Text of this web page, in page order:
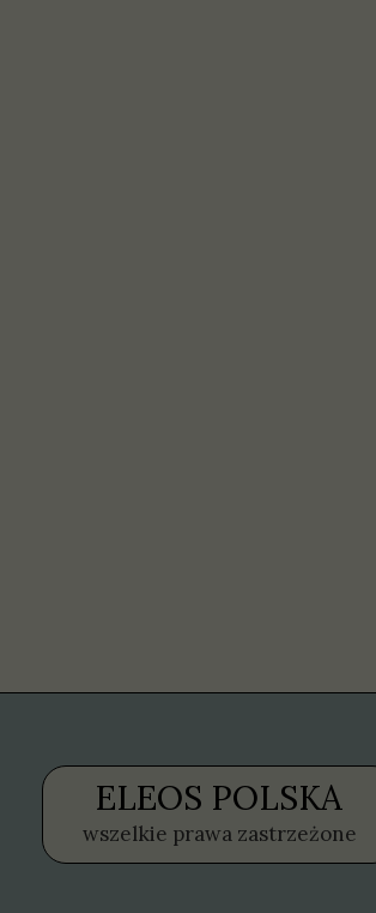
ELEOS POLSKA
wszelkie prawa zastrzeżone